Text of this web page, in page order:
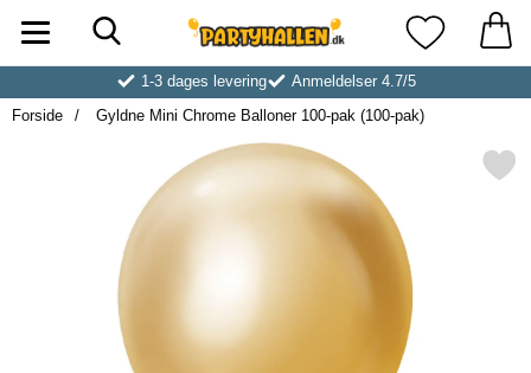
Startside for Partyhallen AB Mine
1-3 dages levering
Anmeldelser 4.7/5
Forside
Gyldne Mini Chrome Balloner 100-pak (100-pak)
Markér gyldne Mini Chrome Balloner